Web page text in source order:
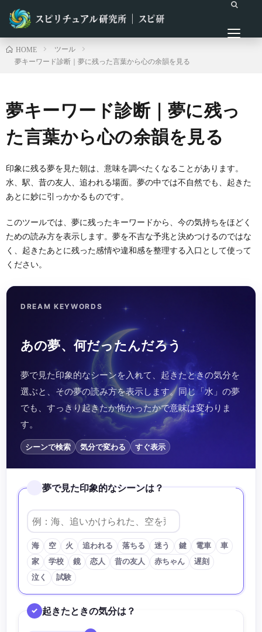
HOME
ツール
夢キーワード診断｜夢に残った言葉から心の余韻を見る
夢キーワード診断｜夢に残っ
た言葉から心の余韻を見る
印象に残る夢を見た朝は、意味を調べたくなることがあります。
水、駅、昔の友人、追われる場面。夢の中では不自然でも、起きた
あとに妙に引っかかるものです。
このツールでは、夢に残ったキーワードから、今の気持ちをほどく
ための読み方を表示します。夢を不吉な予兆と決めつけるのではな
く、起きたあとに残った感情や違和感を整理する入口として使って
ください。
DREAM KEYWORDS
あの夢、何だったんだろう
夢で見た印象的なシーンを入れて、起きたときの気分を
選ぶと、その夢の読み方を表示します。同じ「水」の夢
でも、すっきり起きたか怖かったかで意味は変わりま
す。
シーンで検索 気分で変わる すぐ表示
夢で見た印象的なシーンは？
海 空 火 追われる 落ちる 迷う 鍵 電車
車
家
学校 鏡 恋人 昔の友人 赤ちゃん
遅刻
泣く
試験
起きたときの気分は？